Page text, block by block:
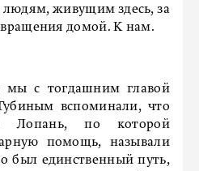
людям, живущим здесь, за
домой. К нам.
с тогдашним главой
вспоминали, что
Лопань, по которой
помощь, называли
был единственный путь,